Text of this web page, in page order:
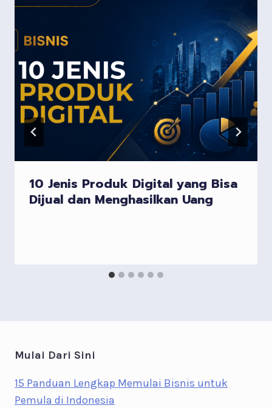
10 Jenis Produk Digital yang Bisa
Dijual dan Menghasilkan Uang
Mulai Dari Sini
15 Panduan Lengkap Memulai Bisnis untuk
Pemula di Indonesia